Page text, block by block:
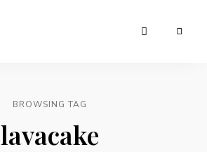
BROWSING TAG
lavacake